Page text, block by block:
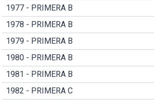
1977 - PRIMERA B
1978 - PRIMERA B
1979 - PRIMERA B
1980 - PRIMERA B
1981 - PRIMERA B
1982 - PRIMERA C